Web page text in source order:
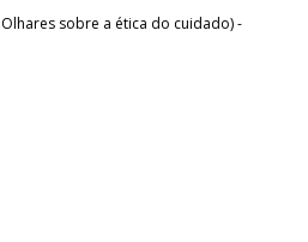
sobre a ética do cuidado) -
vista pelos gregos e romanos
do pensamento não linear na